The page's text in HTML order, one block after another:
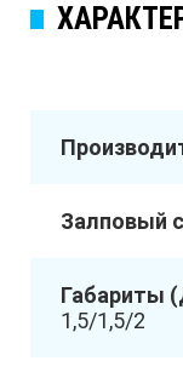
Залповый
Габариты
1,5/1,5/2